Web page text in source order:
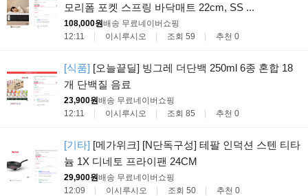
모리폼 포켓 스프링 바닥매트 22cm, SS ...
108,000원배송 무료네이버쇼핑
12:11
이시루시오 조회 59 추천 0
[식품] [오늘끝딜] 빙그레 더단백 250ml 6종 혼합 18
개 단백질 음료
23,900원배송 무료네이버쇼핑
12:11
이시루시오 조회 85 추천 0
[기타] [메가위크] [N단독구성] 테팔 인덕션 스텐 티타
늄 1X 디네토 프라이팬 24CM
29,900원배송 무료네이버쇼핑
12:09
이시루시오 조회 50 추천 0